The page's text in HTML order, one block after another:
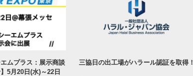
エムプラス：展示商談
5月20日(水)～22日
三協日の出工場がハラール認証を取得！